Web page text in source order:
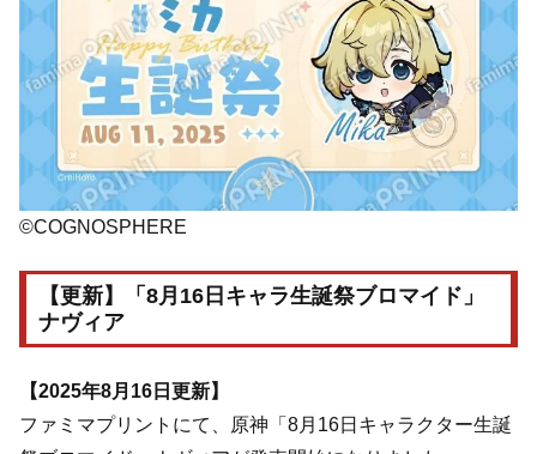
©COGNOSPHERE
【更新】「8月16日キャラ生誕祭ブロマイド」
ナヴィア
【2025年8月16日更新】
ファミマプリントにて、原神「8月16日キャラクター生誕